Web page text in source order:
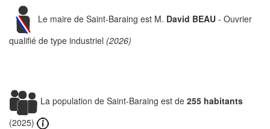
Le maire de Saint-Baraing est M. David BEAU - Ouvrier
qualifié de type industriel (2026)
La population de Saint-Baraing est de 255 habitants
(2025)